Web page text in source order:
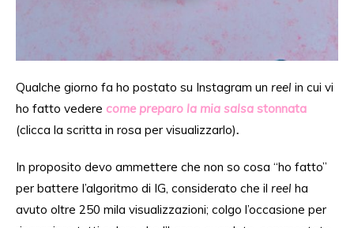
Qualche giorno fa ho postato su Instagram un reel in cui vi
ho fatto vedere come preparo la mia salsa stonnata
(clicca la scritta in rosa per visualizzarlo).
In proposito devo ammettere che non so cosa “ho fatto”
per battere l’algoritmo di IG, considerato che il reel ha
avuto oltre 250 mila visualizzazioni; colgo l’occasione per